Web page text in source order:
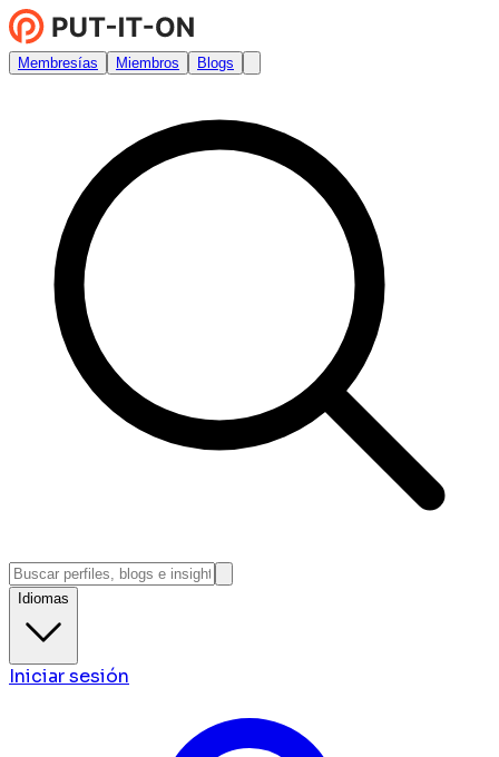
Membresías Miembros Blogs
Idiomas
Iniciar sesión